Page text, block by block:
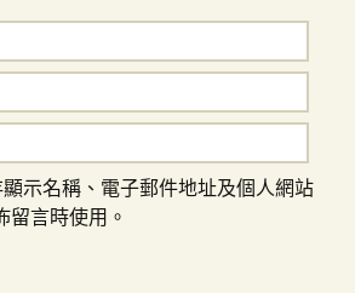
示名稱、電子郵件地址及個人網站
留言時使用。